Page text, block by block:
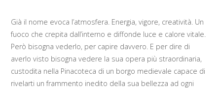
Già il nome evoca l’atmosfera. Energia, vigore, creatività. Un
fuoco che crepita dall’interno e diffonde luce e calore vitale.
Però bisogna vederlo, per capire davvero. E per dire di
averlo visto bisogna vedere la sua opera più straordinaria,
custodita nella Pinacoteca di un borgo medievale capace di
rivelarti un frammento inedito della sua bellezza ad ogni